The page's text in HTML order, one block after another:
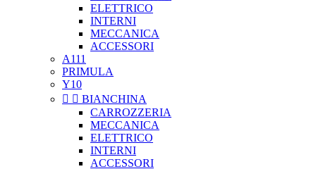
ELETTRICO
INTERNI
MECCANICA
ACCESSORI
A111
PRIMULA
Y10
  BIANCHINA
CARROZZERIA
MECCANICA
ELETTRICO
INTERNI
ACCESSORI